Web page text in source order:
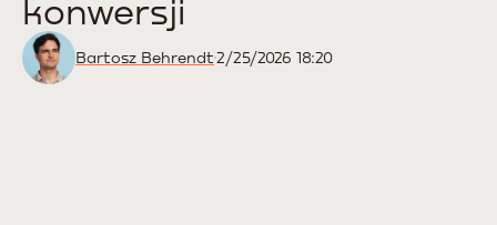
konwersji
Bartosz Behrendt2/25/2026 18:20